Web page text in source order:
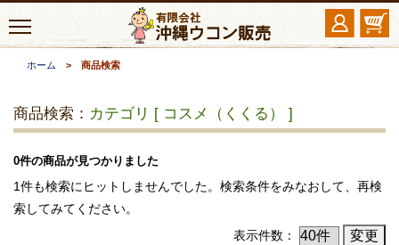
ホーム > 商品検索
商品検索： カテゴリ [ コスメ（くくる） ]
0件の商品が見つかりました
1件も検索にヒットしませんでした。検索条件をみなおして、再検
索してみてください。
表示件数：